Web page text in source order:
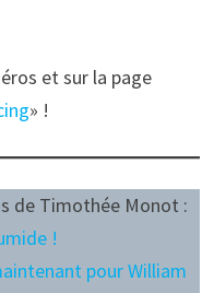
et sur la page
» !
de Timothée Monot :
!
pour William